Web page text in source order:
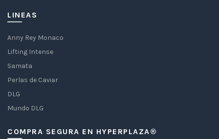
LINEAS
Anny Rey Monaco
Lifting Intense
Samata
Perlas de Caviar
DLG
Mundo DLG
COMPRA SEGURA EN HYPERPLAZA®